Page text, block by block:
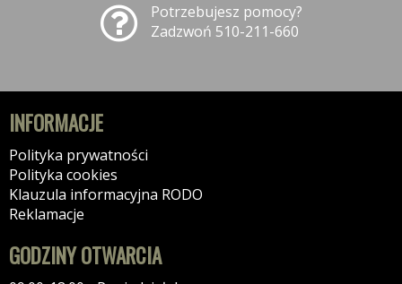
Potrzebujesz pomocy?
Zadzwoń 510-211-660
INFORMACJE
Polityka prywatności
Polityka cookies
Klauzula informacyjna RODO
Reklamacje
GODZINY OTWARCIA